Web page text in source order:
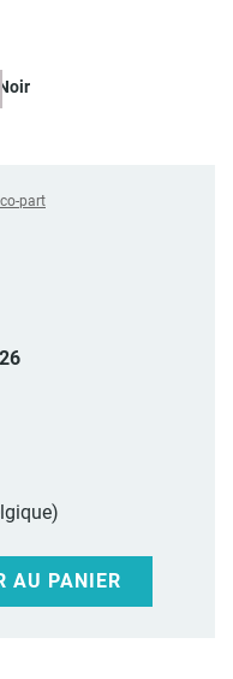
part
AU PANIER